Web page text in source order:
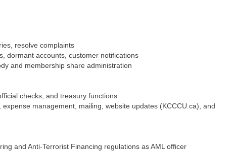
resolve complaints
dormant accounts, customer notifications
and membership share administration
checks, and treasury functions
management, mailing, website updates (KCCCU.ca), and
and Anti-Terrorist Financing regulations as AML officer